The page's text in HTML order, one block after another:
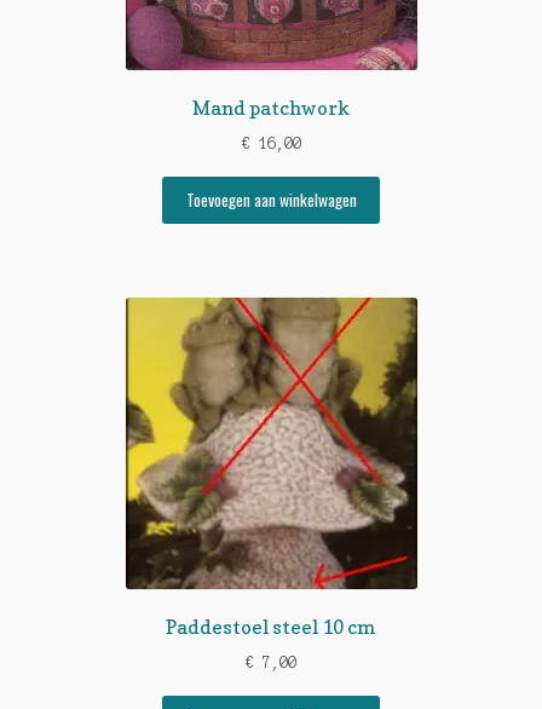
Mand patchwork
€ 16,00
Toevoegen aan winkelwagen
Paddestoel steel 10 cm
€ 7,00